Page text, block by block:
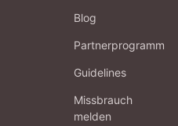
Blog
Partnerprogramm
Guidelines
Missbrauch
melden